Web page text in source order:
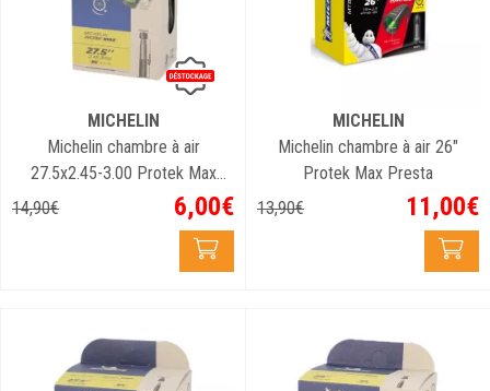
MICHELIN
Michelin chambre à air
27.5x2.45-3.00 Protek Max
14,90€ 6,00€
MICHELIN
Michelin chambre à air 26"
Protek Max Presta
13,90€ 11,00€